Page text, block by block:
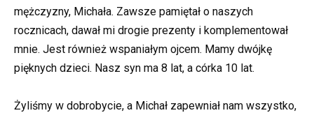
mężczyzny, Michała. Zawsze pamiętał o naszych
rocznicach, dawał mi drogie prezenty i komplementował
mnie. Jest również wspaniałym ojcem. Mamy dwójkę
pięknych dzieci. Nasz syn ma 8 lat, a córka 10 lat.
Żyliśmy w dobrobycie, a Michał zapewniał nam wszystko,